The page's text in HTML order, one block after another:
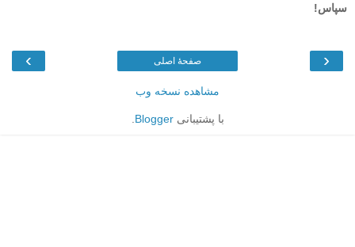
سپاس!
‹
› صفحهٔ اصلی
مشاهده نسخه وب
با پشتیبانیBlogger